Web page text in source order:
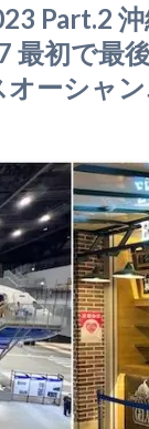
Part.2
最初で最
ーシャ